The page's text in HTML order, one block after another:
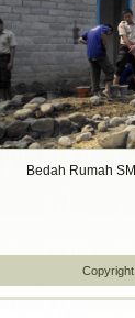
Bedah Rumah